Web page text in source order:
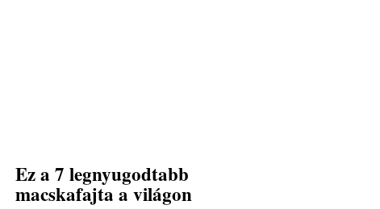
Ez a 7 legnyugodtabb
macskafajta a világon